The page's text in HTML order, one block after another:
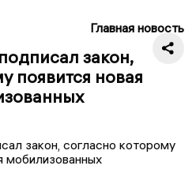
Главная новость
закон,
появится новая